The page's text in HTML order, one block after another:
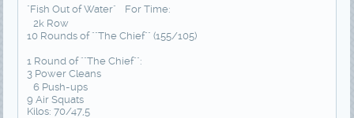
"Fish Out of Water" For Time:
2k Row
10 Rounds of ""The Chief"" (155/105)
1 Round of ""The Chief"":
3 Power Cleans
6 Push-ups
9 Air Squats
Kilos: 70/47,5